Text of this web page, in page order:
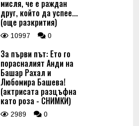
мисля, че е раждан
друг, който да успее...
(още разкрития)
10997 0
За първи път: Ето го
порасналият Анди на
Башар Рахал и
Любомира Башева!
(актрисата разцъфна
като роза - СНИМКИ)
2989 0